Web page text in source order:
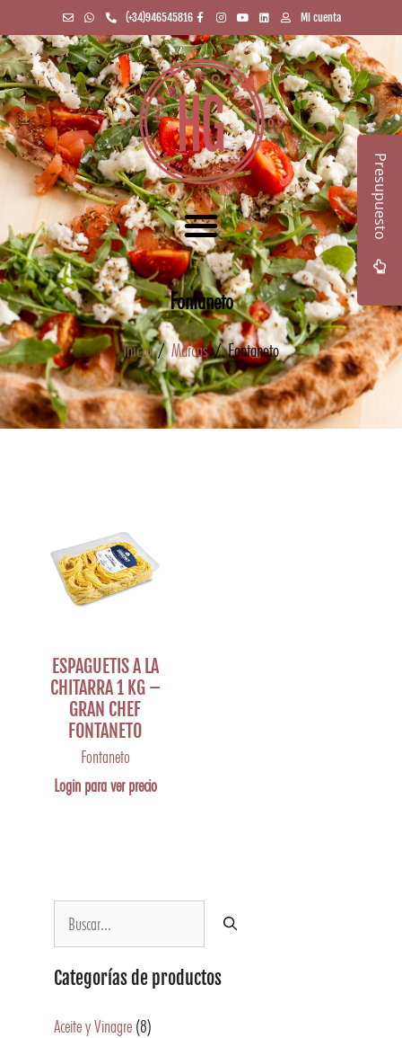
(+34)946545816 Mi cuenta
Fontaneto
Inicio/Marcas/ Fontaneto
Categorías de productos
Aceite y Vinagre (8)
ESPAGUETIS A LA
CHITARRA 1 KG –
GRAN CHEF
FONTANETO
Fontaneto
Login para ver precio
Presupuesto